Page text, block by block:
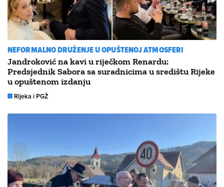
NEFORMALNO DRUŽENJE U OPUŠTENOJ ATMOSFERI
Jandroković na kavi u riječkom Renardu:
Predsjednik Sabora sa suradnicima u središtu Rijeke
u opuštenom izdanju
Rijeka i PGŽ